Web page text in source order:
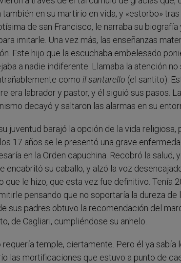
en su martirio en vida, y «estorbo»
de san Francisco, le narraba su
imitarle. Una vez más, las enseñanzas
Este hijo que la escuchaba embelesado
a nadie indiferente. Llamaba la atención
como il santarello (el santito).
era labrador y pastor, y él siguió sus pasos.
decayó y saltaron las alarmas en su
juventud barajó la opción de la vida
17 años se le presentó una grave
en la Orden capuchina. Recobró la
encabritó su caballo, y alzó la voz
que le hizo, que esta vez fue definitivo. Tenía
pensando que no soportaría la dureza
sus padres obtuvo la recomendación del
de Cagliari, cumpliéndose su anhelo.
requería temple, ciertamente. Pero él ya sabía
las mortificaciones que estuvo a punto de